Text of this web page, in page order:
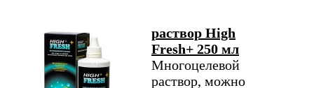
раствор High
Fresh+ 250 мл
Многоцелевой
раствор, можно